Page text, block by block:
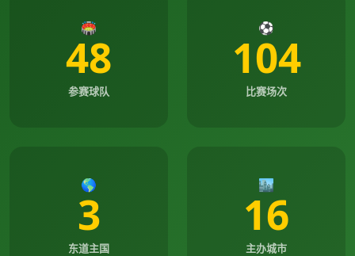
🏟️
48
参赛球队
⚽
104
比赛场次
🌎
3
东道主国
🏙️
16
主办城市